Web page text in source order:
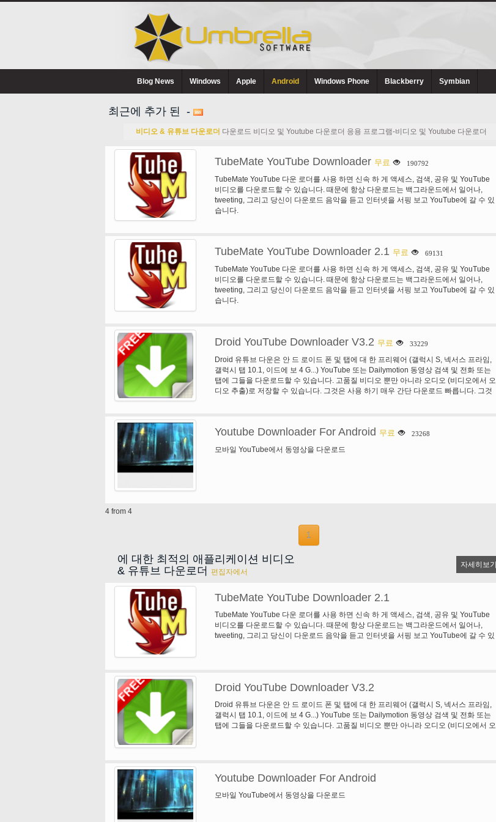
Blog News Windows Apple Android Windows Phone Blackberry Symbian
최근에 추가 된 -
비디오 & 유튜브 다운로더 다운로드 비디오 및 Youtube 다운로더 응용 프로그램-비디오 및 Youtube 다운로더
TubeMate YouTube Downloader 무료 190792
TubeMate YouTube 다운 로더를 사용 하면 신속 하 게 액세스, 검색, 공유 및 YouTube
비디오를 다운로드할 수 있습니다. 때문에 항상 다운로드는 백그라운드에서 일어나,
tweeting, 그리고 당신이 다운로드 음악을 듣고 인터넷을 서핑 보고 YouTube에 갈 수 있
습니다.
TubeMate YouTube Downloader 2.1 무료 69131
TubeMate YouTube 다운 로더를 사용 하면 신속 하 게 액세스, 검색, 공유 및 YouTube
비디오를 다운로드할 수 있습니다. 때문에 항상 다운로드는 백그라운드에서 일어나,
tweeting, 그리고 당신이 다운로드 음악을 듣고 인터넷을 서핑 보고 YouTube에 갈 수 있
습니다.
Droid YouTube Downloader V3.2 무료 33229
Droid 유튜브 다운은 안 드 로이드 폰 및 탭에 대 한 프리웨어 (갤럭시 S, 넥서스 프라임,
갤럭시 탭 10.1, 이드에 보 4 G...) YouTube 또는 Dailymotion 동영상 검색 및 전화 또는
탭에 그들을 다운로드할 수 있습니다. 고품질 비디오 뿐만 아니라 오디오 (비디오에서 오
디오 추출)로 저장할 수 있습니다. 그것은 사용 하기 매우 간단 다운로드 빠릅니다. 그것
Youtube Downloader For Android 무료 23268
모바일 YouTube에서 동영상을 다운로드
4 from 4
1
에 대한 최적의 애플리케이션 비디오
& 유튜브 다운로더
편집자에서
자세히보기
TubeMate YouTube Downloader 2.1
TubeMate YouTube 다운 로더를 사용 하면 신속 하 게 액세스, 검색, 공유 및 YouTube
비디오를 다운로드할 수 있습니다. 때문에 항상 다운로드는 백그라운드에서 일어나,
tweeting, 그리고 당신이 다운로드 음악을 듣고 인터넷을 서핑 보고 YouTube에 갈 수 있
Droid YouTube Downloader V3.2
Droid 유튜브 다운은 안 드 로이드 폰 및 탭에 대 한 프리웨어 (갤럭시 S, 넥서스 프라임,
갤럭시 탭 10.1, 이드에 보 4 G...) YouTube 또는 Dailymotion 동영상 검색 및 전화 또는
탭에 그들을 다운로드할 수 있습니다. 고품질 비디오 뿐만 아니라 오디오 (비디오에서 오
Youtube Downloader For Android
모바일 YouTube에서 동영상을 다운로드